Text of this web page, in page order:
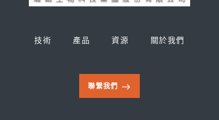
技術 產品 資源 關於我們
聯繫我們